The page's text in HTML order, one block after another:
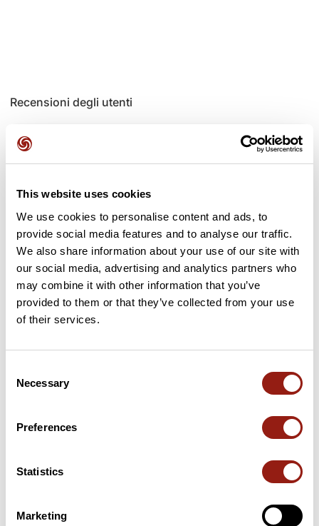
This website uses cookies
We use cookies to personalise content and ads, to
provide social media features and to analyse our traffic.
We also share information about your use of our site with
our social media, advertising and analytics partners who
may combine it with other information that you’ve
provided to them or that they’ve collected from your use
of their services.
Selection
Necessary
Preferences
Statistics
Marketing
Recensioni degli utenti
Questo percorso non contiene ancora alcuna recensione.
L'hai già effettuato? Sii il primo a inviare una recensione!
Aggiungi una recensione
Passi lungo il percorso
Passi estratti dal catalogo del Club des Cent Cols
Scopri questo percorso in trekking di 12,7 km vicino a Embrun.
Presenta una salita cumulativa di oltre 1620m. Prevedi circa 7
Ultimo aggiornamento della scheda percorso: 10 luglio 2016, 15:41:09.
Nome del percorso: 6090508